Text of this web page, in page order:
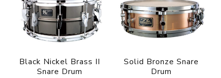
Black Nickel Brass II
Snare Drum
Solid Bronze Snare
Drum